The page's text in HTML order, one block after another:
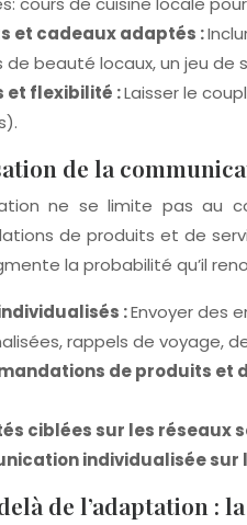
et cadeaux adaptés :
de beauté locaux, un jeu de
et flexibilité :Laisser le
de la
ne se limite pas
de produits et de
la probabilité qu’il
:Envoyer des
rappels de voyage,
de produits et
ciblées sur les réseaux
individualisée sur
de l’adaptation :